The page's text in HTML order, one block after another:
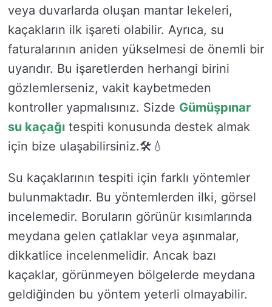
veya duvarlarda oluşan mantar lekeleri,
kaçakların ilk işareti olabilir. Ayrıca, su
faturalarının aniden yükselmesi de önemli bir
uyarıdır. Bu işaretlerden herhangi birini
gözlemlerseniz, vakit kaybetmeden
kontroller yapmalısınız. Sizde Gümüşpınar
su kaçağı tespiti konusunda destek almak
için bize ulaşabilirsiniz.🛠️💧
Su kaçaklarının tespiti için farklı yöntemler
bulunmaktadır. Bu yöntemlerden ilki, görsel
incelemedir. Boruların görünür kısımlarında
meydana gelen çatlaklar veya aşınmalar,
dikkatlice incelenmelidir. Ancak bazı
kaçaklar, görünmeyen bölgelerde meydana
geldiğinden bu yöntem yeterli olmayabilir.